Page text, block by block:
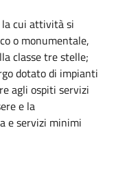
la cui attività si
o monumentale,
classe tre stelle;
dotato di impianti
agli ospiti servizi
e la
e servizi minimi